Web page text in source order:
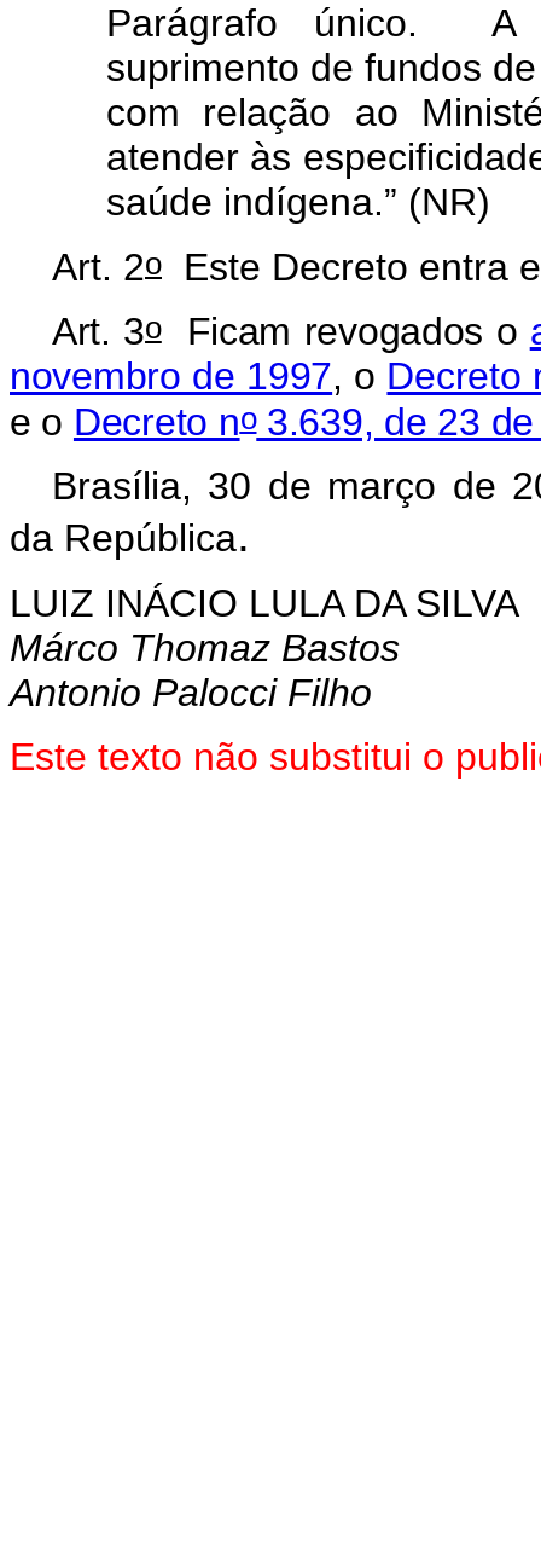
Parágrafo único. A
suprimento de fundos
com relação ao
atender às
saúde indígena.” (NR)
Art. 2o Este Decreto entra
Art. 3oFicam revogados o
novembro de 1997, o Decreto
e o Decreto no3.639, de 23
Brasília, 30 de março de
da República.
LUIZ INÁCIO LULA DA SILVA
Márco Thomaz Bastos
Antonio Palocci Filho
Este texto não substitui o